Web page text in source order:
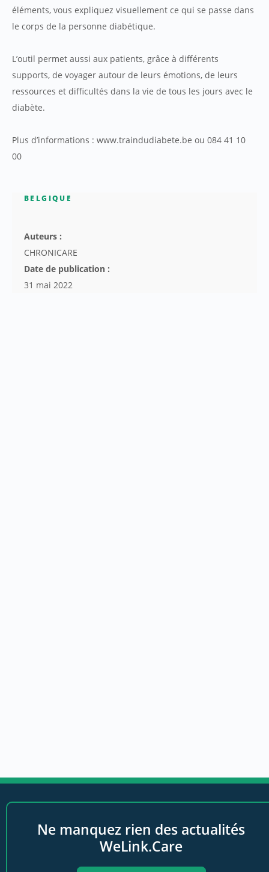
éléments, vous expliquez visuellement ce qui se passe dans
le corps de la personne diabétique.
L’outil permet aussi aux patients, grâce à différents
supports, de voyager autour de leurs émotions, de leurs
ressources et difficultés dans la vie de tous les jours avec le
diabète.
Plus d’informations : www.traindudiabete.be ou 084 41 10
00
BELGIQUE
Auteurs :
CHRONICARE
Date de publication :
31 mai 2022
Ne manquez rien des actualités
WeLink.Care